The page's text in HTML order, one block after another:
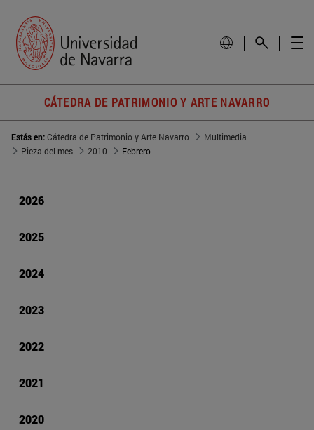
CÁTEDRA DE PATRIMONIO Y ARTE NAVARRO
Estás en:Cátedra de Patrimonio y Arte Navarro
Multimedia
Pieza del mes
2010 Febrero
2026
2025
2024
2023
2022
2021
2020